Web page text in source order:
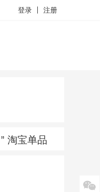
登录 注册
淘宝单品